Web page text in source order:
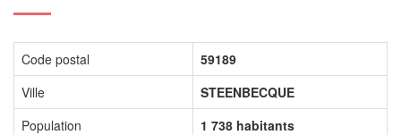
Code postal
59189
Ville
STEENBECQUE
Population
1 738 habitants